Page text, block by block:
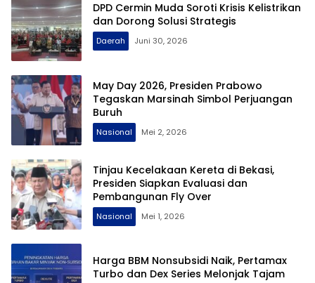
DPD Cermin Muda Soroti Krisis Kelistrikan
dan Dorong Solusi Strategis
Daerah Juni 30, 2026
May Day 2026, Presiden Prabowo
Tegaskan Marsinah Simbol Perjuangan
Buruh
Nasional Mei 2, 2026
Tinjau Kecelakaan Kereta di Bekasi,
Presiden Siapkan Evaluasi dan
Pembangunan Fly Over
Nasional Mei 1, 2026
Harga BBM Nonsubsidi Naik, Pertamax
Turbo dan Dex Series Melonjak Tajam